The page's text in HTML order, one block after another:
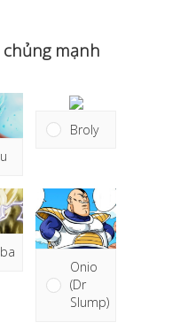
mạnh
Broly
Onio
(Dr
Slump)